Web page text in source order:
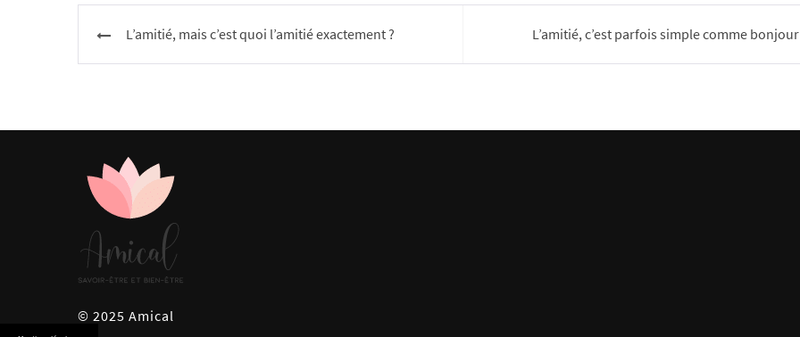
Navigation
L’amitié, mais c’est quoi l’amitié exactement ? L’amitié, c’est parfois simple comme bonjour
AMICAL
© 2025 Amical